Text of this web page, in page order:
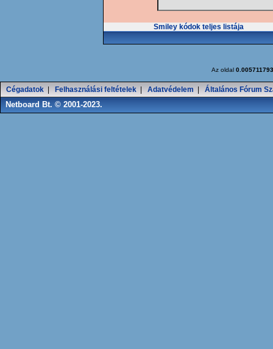
Smiley kódok teljes listája
Az oldal
Cégadatok Felhasználási feltételek Adatvédelem Általános Fórum
Netboard Bt. © 2001-2023.